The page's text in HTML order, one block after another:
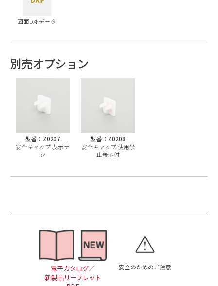
図面DXFデータ
別売オプション
型番：Z0207
安全キャップ 表示ナ
シ
型番：Z0208
安全キャップ 使用禁
止表示付
電子カタログ／
新製品リーフレット
安全のためのご注意